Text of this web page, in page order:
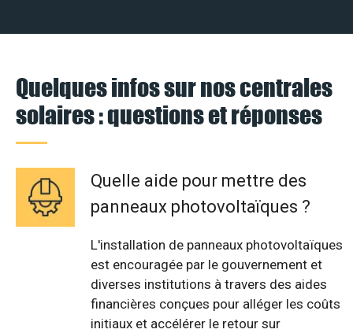
Quelques infos sur nos centrales
solaires : questions et réponses
Quelle aide pour mettre des
panneaux photovoltaïques ?
L'installation de panneaux photovoltaïques
est encouragée par le gouvernement et
diverses institutions à travers des aides
financières conçues pour alléger les coûts
initiaux et accélérer le retour sur